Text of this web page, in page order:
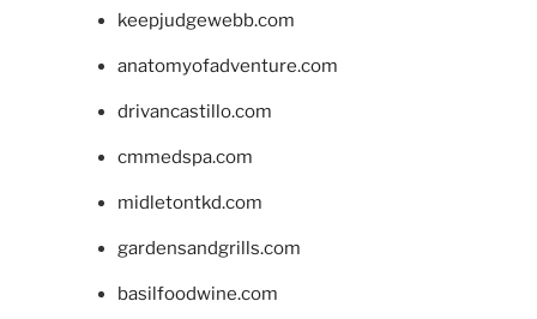
keepjudgewebb.com
anatomyofadventure.com
drivancastillo.com
cmmedspa.com
midletontkd.com
gardensandgrills.com
basilfoodwine.com